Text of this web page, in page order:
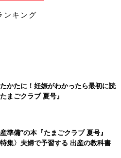
ンキング
かたに！妊娠がわかったら最初に読
まごクラブ 夏号』
準備”の本『たまごクラブ 夏号』
特集〉夫婦で予習する 出産の教科書